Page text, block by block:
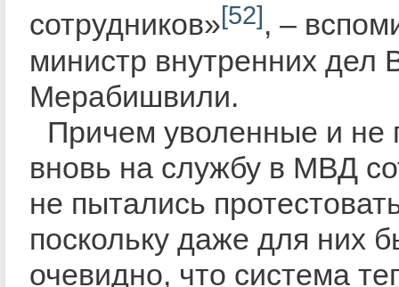
сотрудников»[52] , –
министр внутренних дел
Мерабишвили.
Причем уволенные и не
вновь на службу в МВД
не пытались
поскольку даже для них
очевидно, что система